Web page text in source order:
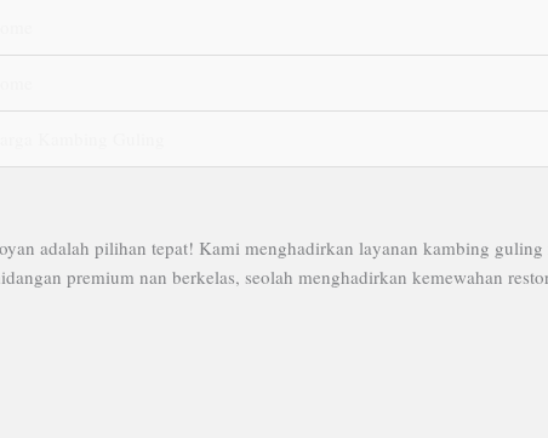
adalah pilihan tepat! Kami menghadirkan layanan kambing
premium nan berkelas, seolah menghadirkan kemewahan